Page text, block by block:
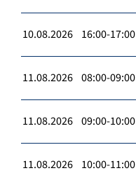
10.08.2026 16:00-17:00
11.08.2026 08:00-09:00
11.08.2026 09:00-10:00
11.08.2026 10:00-11:00